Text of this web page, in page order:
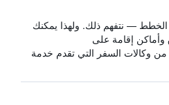
الخطط — نتفهم ذلك. ولهذا يمكنك
إقامة على
HotelsCombined من وكالات السفر التي تقدم خدمة